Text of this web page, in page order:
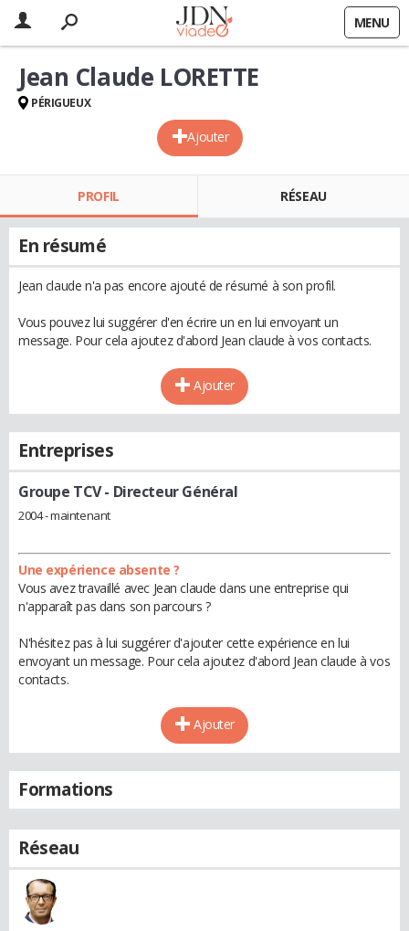
MENU
Ajouter
Jean Claude LORETTE
PÉRIGUEUX
PROFIL RÉSEAU
En résumé
Jean claude n'a pas encore ajouté de résumé à son profil.
Vous pouvez lui suggérer d'en écrire un en lui envoyant un
message. Pour cela ajoutez d'abord Jean claude à vos contacts.
Ajouter
Entreprises
Groupe TCV- Directeur Général
2004 - maintenant
Une expérience absente ?
Vous avez travaillé avec Jean claude dans une entreprise qui
n'apparaît pas dans son parcours ?
N'hésitez pas à lui suggérer d'ajouter cette expérience en lui
envoyant un message. Pour cela ajoutez d'abord Jean claude à vos
contacts.
Ajouter
Formations
Réseau